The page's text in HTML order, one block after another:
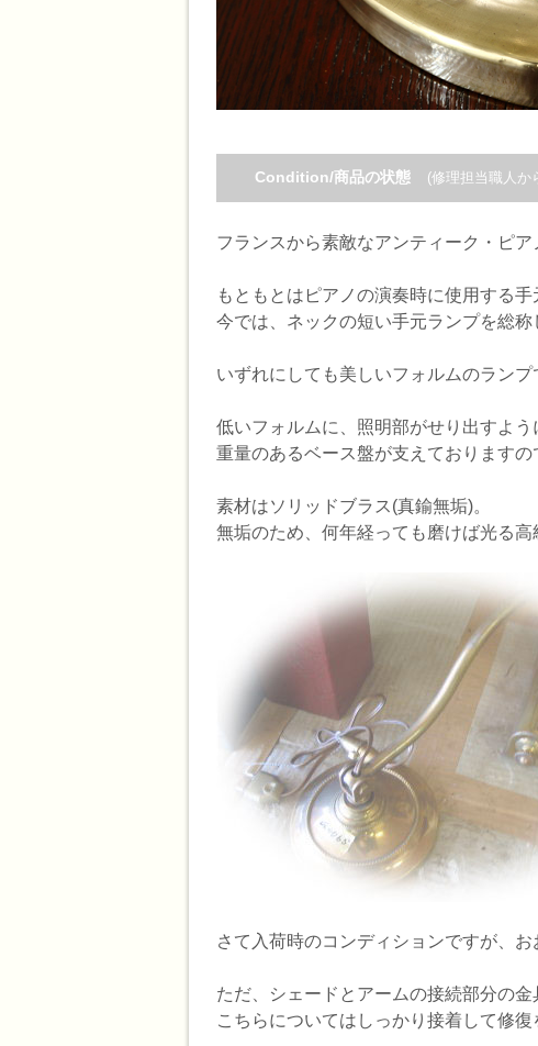
Condition/商品の状態 (修理担当職人か
フランスから素敵なアンティーク・ピア
もともとはピアノの演奏時に使用する手
今では、ネックの短い手元ランプを総称
いずれにしても美しいフォルムのランプ
低いフォルムに、照明部がせり出すよう
重量のあるベース盤が支えております
素材はソリッドブラス(真鍮無垢)。
無垢のため、何年経っても磨けば光る高
さて入荷時のコンディションですが、
ただ、シェードとアームの接続部分の
こちらについてはしっかり接着して修復